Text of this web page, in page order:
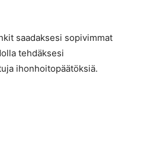
saadaksesi sopivimmat
tehdäksesi
ihonhoitopäätöksiä.